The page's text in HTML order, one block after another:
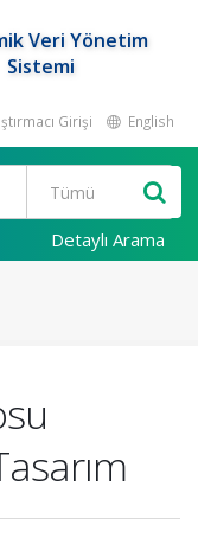
Veri Yönetim
Sistemi
Girişi English
Detaylı Arama